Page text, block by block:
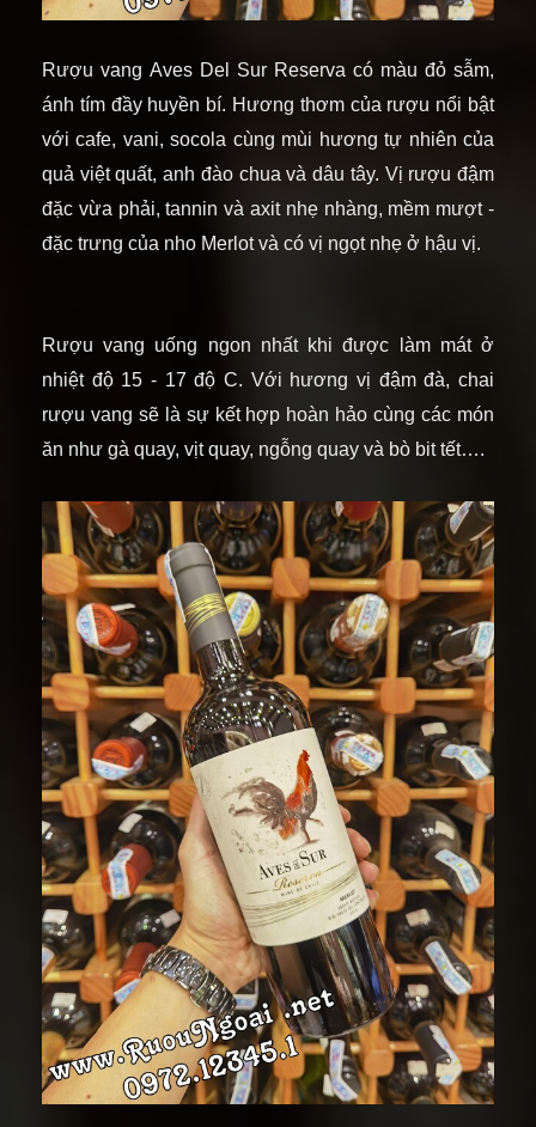
Rượu vang Aves Del Sur Reserva có màu đỏ sẫm,
ánh tím đầy huyền bí. Hương thơm của rượu nổi bật
với cafe, vani, socola cùng mùi hương tự nhiên của
quả việt quất, anh đào chua và dâu tây. Vị rượu đậm
đặc vừa phải, tannin và axit nhẹ nhàng, mềm mượt -
đặc trưng của nho Merlot và có vị ngọt nhẹ ở hậu vị.
Rượu vang uống ngon nhất khi được làm mát ở
nhiệt độ 15 - 17 độ C. Với hương vị đậm đà, chai
rượu vang sẽ là sự kết hợp hoàn hảo cùng các món
ăn như gà quay, vịt quay, ngỗng quay và bò bit tết….